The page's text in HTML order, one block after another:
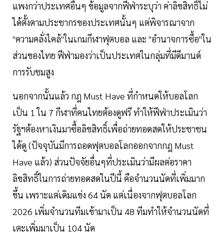
แพงกว่าประเทศอื่นๆ ข้อมูลจากฟีฟ่าระบุว่า ค่าลิขสิทธิ์ไม่
ได้ตั้งตามประชากรของประเทศนั้นๆ แต่พิจารณาจาก
"ความคลั่งไคล้"ในเกมกีฬาฟุตบอล และ "อำนาจการซื้อ"ใน
ส่วนของไทย ฟีฟ่ามองว่าเป็นประเทศในกลุ่มที่มีดีมานด์
การรับชมสูง
นอกจากนั้นแล้ว กฎ Must Have ที่กำหนดให้บอลโลก
เป็น 1 ใน 7 กีฬาที่คนไทยต้องดูฟรี ทำให้ฟีฟ่าประเมินว่า
รัฐฯต้องหาเงินมาซื้อลิขสิทธิ์เพื่อถ่ายทอดสดให้ประชาชน
ได้ดู (ปัจจุบันมีการถอดฟุตบอลโลกออกจากกฎ Must
Have แล้ว) ส่วนปัจจัยอื่นๆที่ประเมินว่ามีผลต่อราคา
ลิขสิทธิ์ในการถ่ายทอดสดในปีนี้ คือจำนวนนัดที่เพิ่มมาก
ขึ้น เพราะแต่เดิมแข่ง 64 นัด แต่เนื่องจากฟุตบอลโลก
2026 เพิ่มจำนวนทีมเข้ามาเป็น 48 ทีมทำให้จำนวนนัดที่
เตะเพิ่มมาเป็น 104 นัด